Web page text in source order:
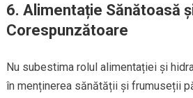
6. Alimentație Sănătoasă
Corespunzătoare
Nu subestima rolul alimentației și
în menținerea sănătății și frumuseții